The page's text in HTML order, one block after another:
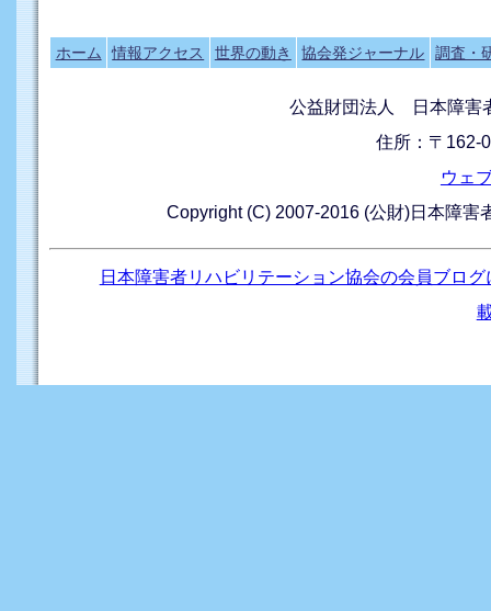
ホーム 情報アクセス 世界の動き 協会発ジャーナル 調査・
公益財団法人 日本障害
住所：〒162-
ウェ
Copyright (C) 2007-2016 (公財)日本障
日本障害者リハビリテーション協会の会員ブロ